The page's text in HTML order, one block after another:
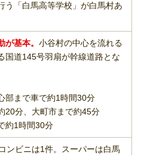
う「白馬高等学校」が白馬村あ
が基本。 小谷村の中心を流れる
国道145号羽扇が幹線道路とな
部まで車で約1時間30分
20分、大町市まで約45分
約1時間30分
ンビニは1件。スーパーは白馬